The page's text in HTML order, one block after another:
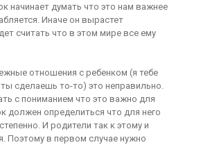
начинает думать что это нам важнее
Иначе он вырастет
считать что в этом мире все ему
отношения с ребенком (я тебе
сделаешь то-то) это неправильно.
с пониманием что это важно для
должен определиться что для него
И родители так к этому и
Поэтому в первом случае нужно